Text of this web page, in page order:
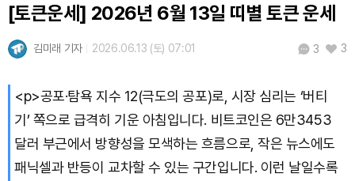
[토큰운세] 2026년 6월 13일 띠별 토큰 운세
김미래 기자 2026.06.13 (토) 07:01 3 3
<p>공포·탐욕 지수 12(극도의 공포)로, 시장 심리는 ‘버티
기’ 쪽으로 급격히 기운 아침입니다. 비트코인은 6만3453
달러 부근에서 방향성을 모색하는 흐름으로, 작은 뉴스에도
패닉셀과 반등이 교차할 수 있는 구간입니다. 이런 날일수록